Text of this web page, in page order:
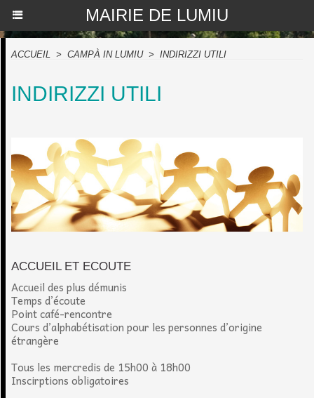
MAIRIE DE LUMIU
ACCUEIL > CAMPÀ IN LUMIU > INDIRIZZI UTILI
INDIRIZZI UTILI
ACCUEIL ET ECOUTE
Accueil des plus démunis
Temps d’écoute
Point café-rencontre
Cours d’alphabétisation pour les personnes d’origine
étrangère
Tous les mercredis de 15h00 à 18h00
Inscirptions obligatoires